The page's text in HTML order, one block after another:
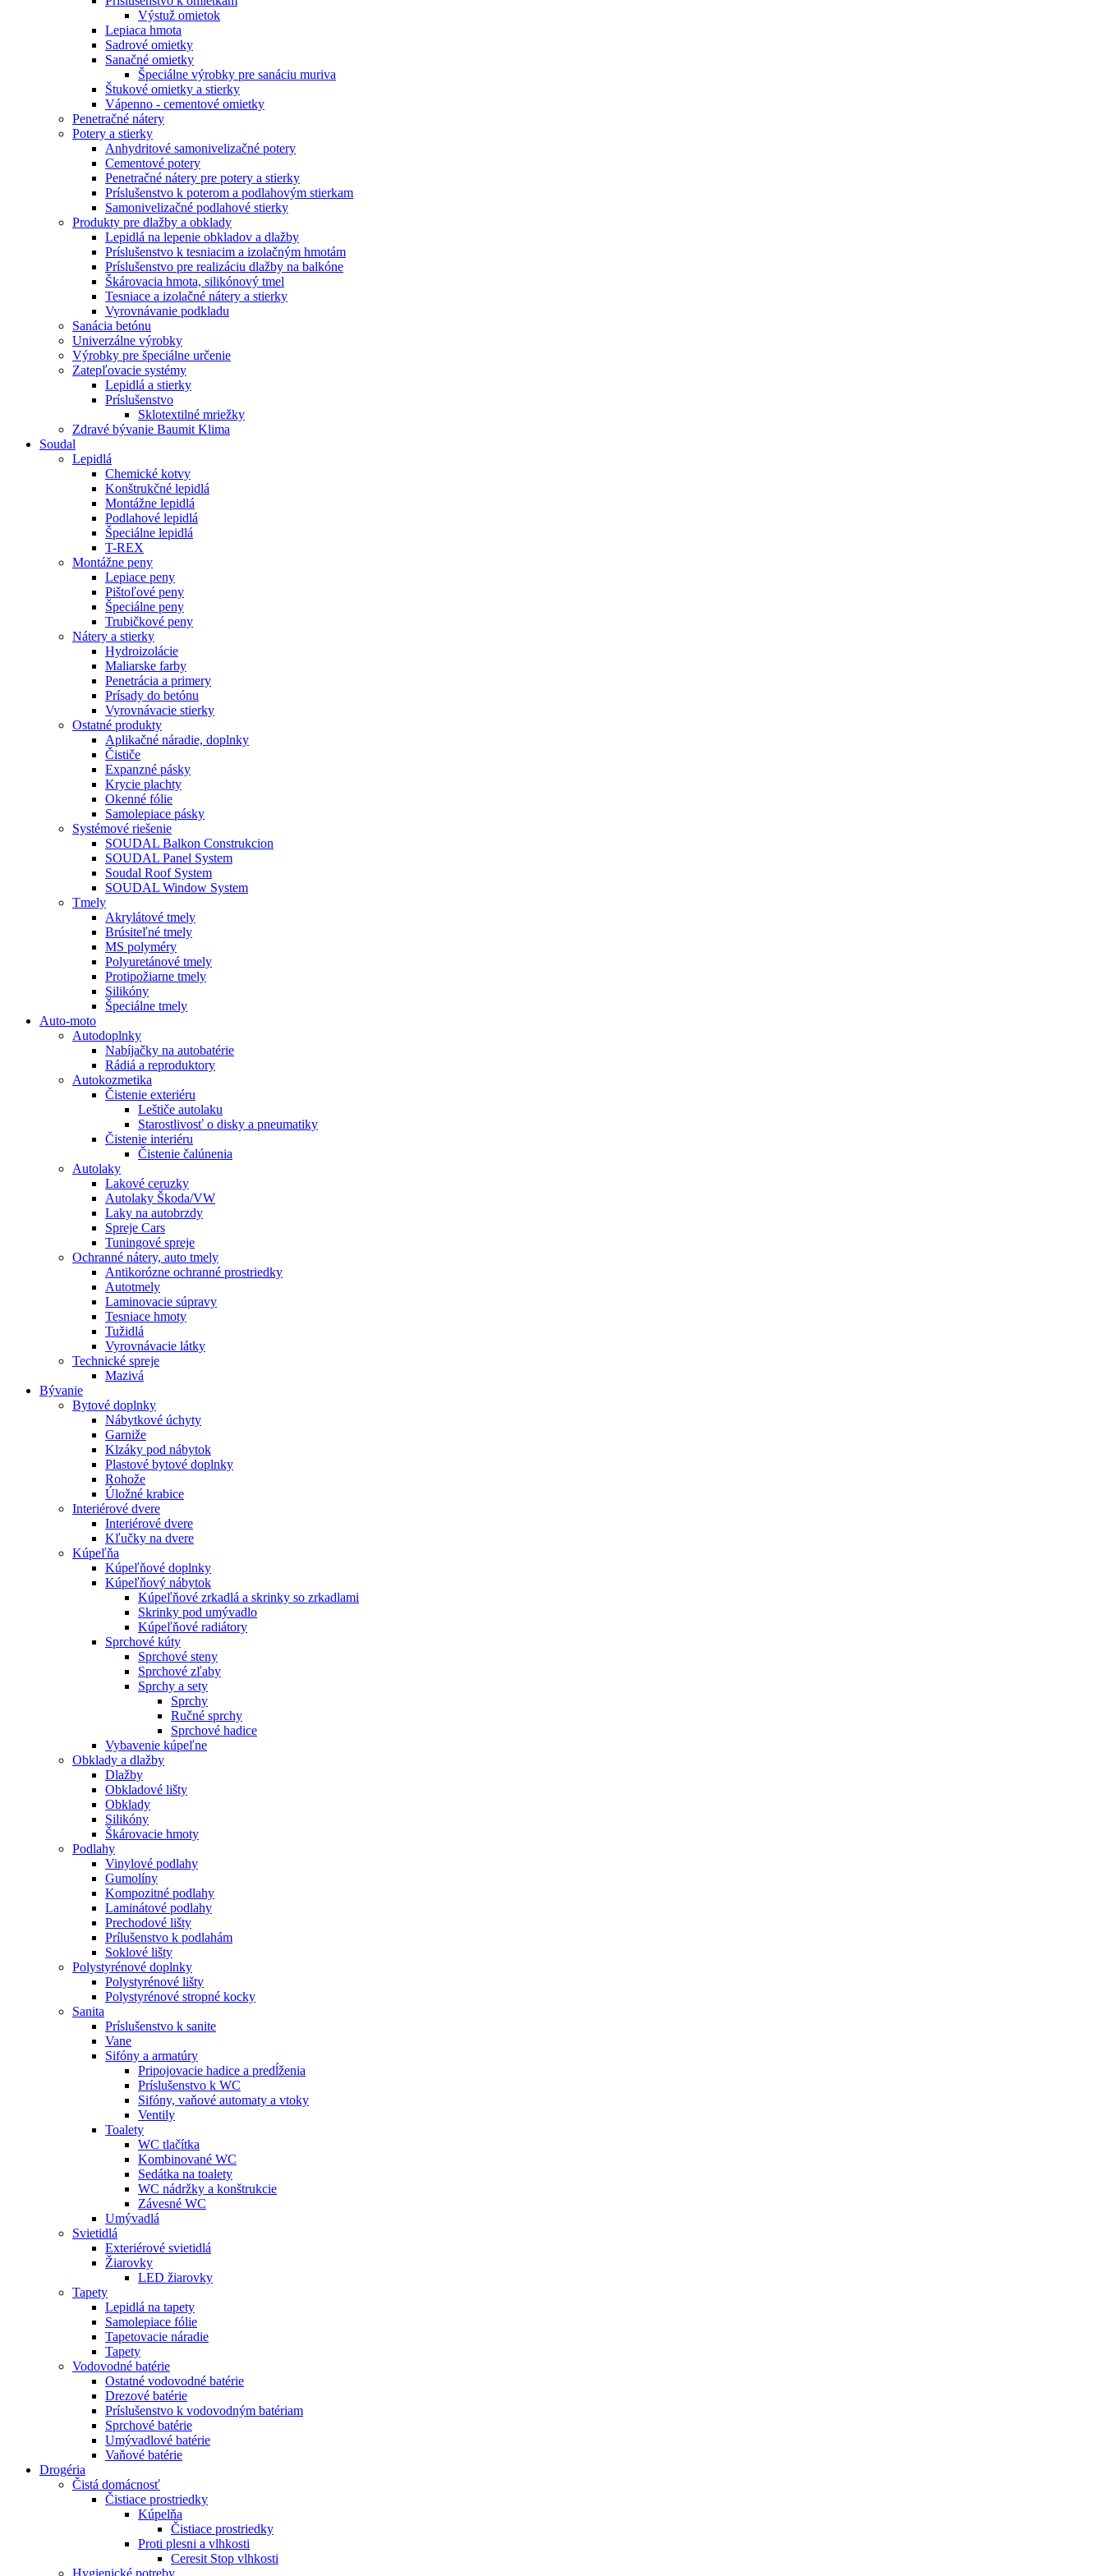
Výstuž omietok
Lepiaca hmota
Sadrové omietky
Sanačné omietky
Špeciálne výrobky pre sanáciu muriva
Štukové omietky a stierky
Vápenno - cementové omietky
Penetračné nátery
Potery a stierky
Anhydritové samonivelizačné potery
Cementové potery
Penetračné nátery pre potery a stierky
Príslušenstvo k poterom a podlahovým stierkam
Samonivelizačné podlahové stierky
Produkty pre dlažby a obklady
Lepidlá na lepenie obkladov a dlažby
Príslušenstvo k tesniacim a izolačným hmotám
Príslušenstvo pre realizáciu dlažby na balkóne
Škárovacia hmota, silikónový tmel
Tesniace a izolačné nátery a stierky
Vyrovnávanie podkladu
Sanácia betónu
Univerzálne výrobky
Výrobky pre špeciálne určenie
Zatepľovacie systémy
Lepidlá a stierky
Príslušenstvo
Sklotextilné mriežky
Zdravé bývanie Baumit Klima
Soudal
Lepidlá
Chemické kotvy
Konštrukčné lepidlá
Montážne lepidlá
Podlahové lepidlá
Špeciálne lepidlá
T-REX
Montážne peny
Lepiace peny
Pištoľové peny
Špeciálne peny
Trubičkové peny
Nátery a stierky
Hydroizolácie
Maliarske farby
Penetrácia a primery
Prísady do betónu
Vyrovnávacie stierky
Ostatné produkty
Aplikačné náradie, doplnky
Čističe
Expanzné pásky
Krycie plachty
Okenné fólie
Samolepiace pásky
Systémové riešenie
SOUDAL Balkon Construkcion
SOUDAL Panel System
Soudal Roof System
SOUDAL Window System
Tmely
Akrylátové tmely
Brúsiteľné tmely
MS polyméry
Polyuretánové tmely
Protipožiarne tmely
Silikóny
Špeciálne tmely
Auto-moto
Autodoplnky
Nabíjačky na autobatérie
Rádiá a reproduktory
Autokozmetika
Čistenie exteriéru
Leštiče autolaku
Starostlivosť o disky a pneumatiky
Čistenie interiéru
Čistenie čalúnenia
Autolaky
Lakové ceruzky
Autolaky Škoda/VW
Laky na autobrzdy
Spreje Cars
Tuningové spreje
Ochranné nátery, auto tmely
Antikorózne ochranné prostriedky
Autotmely
Laminovacie súpravy
Tesniace hmoty
Tužidlá
Vyrovnávacie látky
Technické spreje
Mazivá
Bývanie
Bytové doplnky
Nábytkové úchyty
Garniže
Klzáky pod nábytok
Plastové bytové doplnky
Rohože
Úložné krabice
Interiérové dvere
Interiérové dvere
Kľučky na dvere
Kúpeľňa
Kúpeľňové doplnky
Kúpeľňový nábytok
Kúpeľňové zrkadlá a skrinky so zrkadlami
Skrinky pod umývadlo
Kúpeľňové radiátory
Sprchové kúty
Sprchové steny
Sprchové zľaby
Sprchy a sety
Sprchy
Ručné sprchy
Sprchové hadice
Vybavenie kúpeľne
Obklady a dlažby
Dlažby
Obkladové lišty
Obklady
Silikóny
Škárovacie hmoty
Podlahy
Vinylové podlahy
Gumolíny
Kompozitné podlahy
Laminátové podlahy
Prechodové lišty
Prílušenstvo k podlahám
Soklové lišty
Polystyrénové doplnky
Polystyrénové lišty
Polystyrénové stropné kocky
Sanita
Príslušenstvo k sanite
Vane
Sifóny a armatúry
Pripojovacie hadice a predĺženia
Príslušenstvo k WC
Sifóny, vaňové automaty a vtoky
Ventily
Toalety
WC tlačítka
Kombinované WC
Sedátka na toalety
WC nádržky a konštrukcie
Závesné WC
Umývadlá
Svietidlá
Exteriérové svietidlá
Žiarovky
LED žiarovky
Tapety
Lepidlá na tapety
Samolepiace fólie
Tapetovacie náradie
Tapety
Vodovodné batérie
Ostatné vodovodné batérie
Drezové batérie
Príslušenstvo k vodovodným batériam
Sprchové batérie
Umývadlové batérie
Vaňové batérie
Drogéria
Čistá domácnosť
Čistiace prostriedky
Kúpelňa
Čistiace prostriedky
Proti plesni a vlhkosti
Ceresit Stop vlhkosti
Hygienické potreby